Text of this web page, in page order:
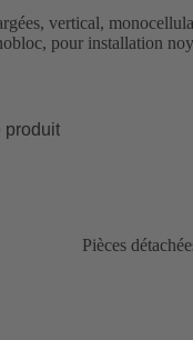
vertical,
pour installation
produit
Pièces